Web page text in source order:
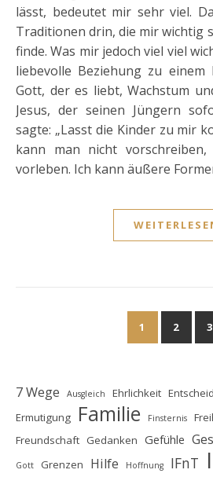
lässt, bedeutet mir sehr viel.
Traditionen drin, die mir wichtig
finde. Was mir jedoch viel viel
liebevolle Beziehung zu einem
Gott, der es liebt, Wachstum
Jesus, der seinen Jüngern
sagte: „Lasst die Kinder zu mir
kann man nicht
vorleben. Ich kann äußere
1 2 3
7 Wege Ausgleich Ehrlichkeit
Ermutigung
Familie Finsternis
Freundschaft Gedanken Gefühle
Gott Grenzen Hilfe Hoffnung IFnT